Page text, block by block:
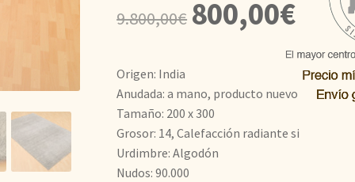
9.800,00€
precio
era:
9.800,00€.
800,00€ precio
actual
es:
Origen: India
Anudada: a mano, producto nuevo
Tamaño: 200 x 300
Grosor: 14, Calefacción radiante si
Urdimbre: Algodón
Nudos: 90.000